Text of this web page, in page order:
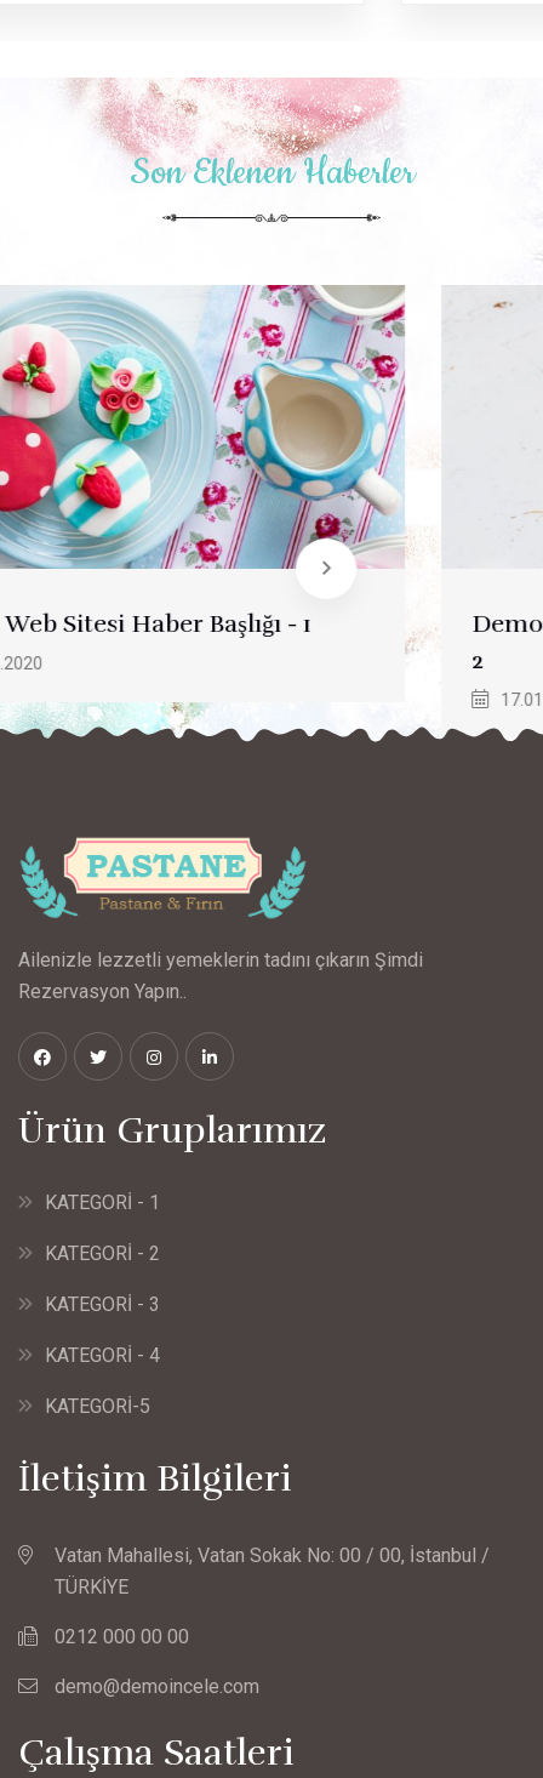
Son Eklenen Haberler
Demo Web Sitesi Demo Haber Başlığı -
17.01.2020
Ailenizle lezzetli yemeklerin tadını çıkarın Şimdi
Rezervasyon Yapın..
Ürün Gruplarımız
KATEGORİ - 1
KATEGORİ - 2
KATEGORİ - 3
KATEGORİ - 4
KATEGORİ-5
İletişim Bilgileri
Vatan Mahallesi, Vatan Sokak No: 00 / 00, İstanbul /
TÜRKİYE
0212 000 00 00
demo@demoincele.com
Çalışma Saatleri